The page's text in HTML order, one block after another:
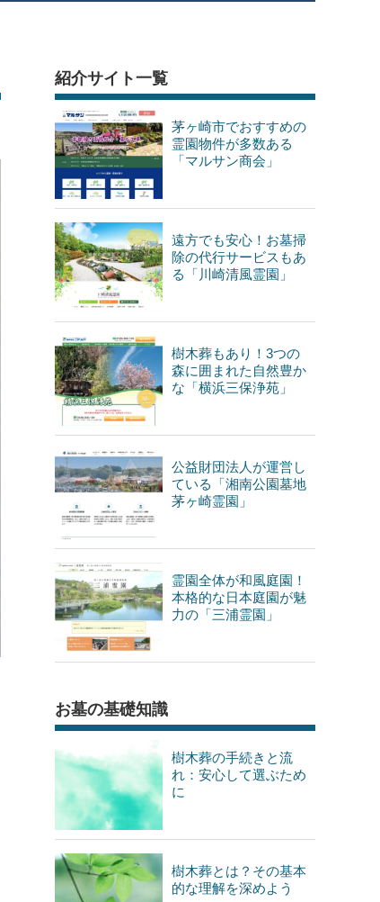
紹介サイト一覧
茅ヶ崎市でおすすめの
霊園物件が多数ある
「マルサン商会」
遠方でも安心！お墓掃
除の代行サービスもあ
る「川崎清風霊園」
樹木葬もあり！3つの
森に囲まれた自然豊か
な「横浜三保浄苑」
公益財団法人が運営し
ている「湘南公園墓地
茅ヶ崎霊園」
霊園全体が和風庭園！
本格的な日本庭園が魅
力の「三浦霊園」
お墓の基礎知識
樹木葬の手続きと流
れ：安心して選ぶため
に
樹木葬とは？その基本
的な理解を深めよう